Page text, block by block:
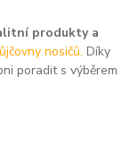
produkty a
nosičů. Díky
poradit s výběrem